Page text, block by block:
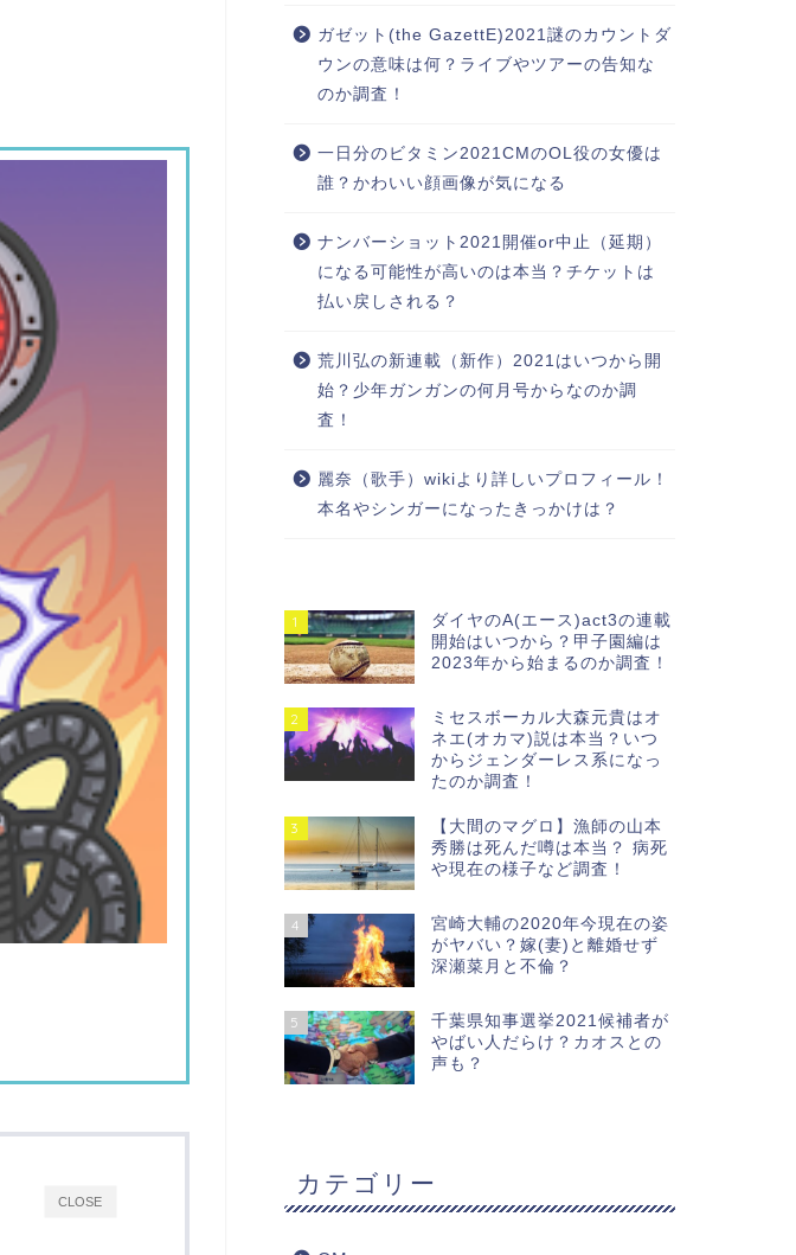
CLOSE
ガゼット(the GazettE)2021謎のカウントダ
ウンの意味は何？ライブやツアーの告知な
のか調査！
一日分のビタミン2021CMのOL役の女優は
誰？かわいい顔画像が気になる
ナンバーショット2021開催or中止（延期）
になる可能性が高いのは本当？チケットは
払い戻しされる？
荒川弘の新連載（新作）2021はいつから開
始？少年ガンガンの何月号からなのか調
査！
麗奈（歌手）wikiより詳しいプロフィール！
本名やシンガーになったきっかけは？
1
ダイヤのA(エース)act3の連載
開始はいつから？甲子園編は
2023年から始まるのか調査！
2
ミセスボーカル大森元貴はオ
ネエ(オカマ)説は本当？いつ
からジェンダーレス系になっ
たのか調査！
3
【大間のマグロ】漁師の山本
秀勝は死んだ噂は本当？ 病死
や現在の様子など調査！
4
宮崎大輔の2020年今現在の姿
がヤバい？嫁(妻)と離婚せず
深瀬菜月と不倫？
5
千葉県知事選挙2021候補者が
やばい人だらけ？カオスとの
声も？
カテゴリー